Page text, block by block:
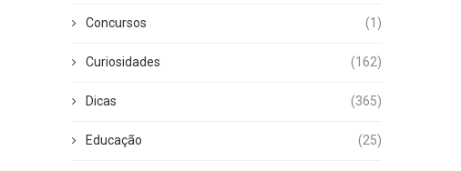
Concursos (1)
Curiosidades (162)
Dicas (365)
Educação (25)